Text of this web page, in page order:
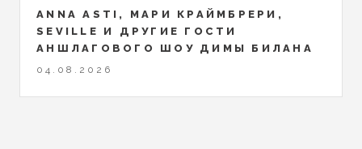
ANNA ASTI, МАРИ КРАЙМБРЕРИ,
SEVILLE И ДРУГИЕ ГОСТИ
АНШЛАГОВОГО ШОУ ДИМЫ БИЛАНА
04.08.2026